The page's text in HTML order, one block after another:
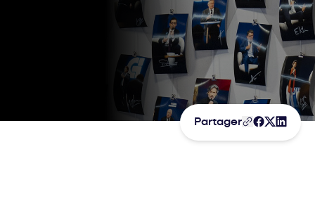
Partager